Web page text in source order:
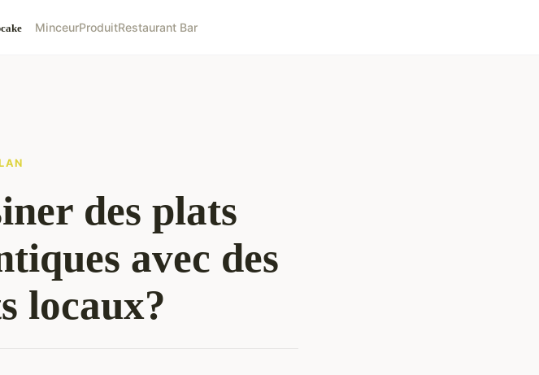
MinceurProduitRestaurant Bar
des plats
avec des
locaux?